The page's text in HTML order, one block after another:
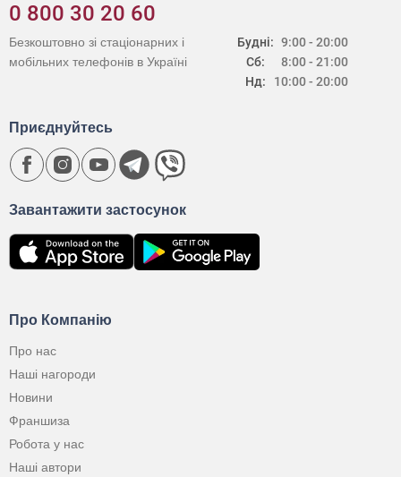
0 800 30 20 60
Будні:
Сб:
Нд:
9:00 - 20:00
8:00 - 21:00
10:00 - 20:00
Безкоштовно зі стаціонарних і
мобільних телефонів в Україні
Про Компанію
Про нас
Наші нагороди
Новини
Франшиза
Робота у нас
Наші автори
Завантажити застосунок
Приєднуйтесь